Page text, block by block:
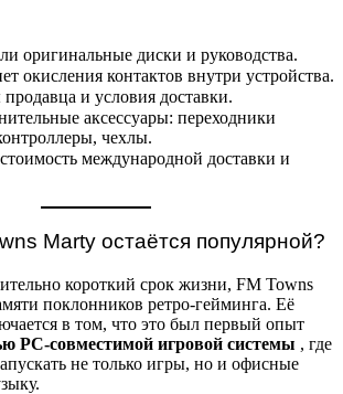
оригинальные диски и руководства.
окисления контактов внутри устройства.
и условия доставки.
аксессуары: переходники
чехлы.
международной доставки и
Marty остаётся популярной?
короткий срок жизни, FM Towns
поклонников ретро-гейминга. Её
в том, что это был первый опыт
PC-совместимой игровой системы , где
не только игры, но и офисные